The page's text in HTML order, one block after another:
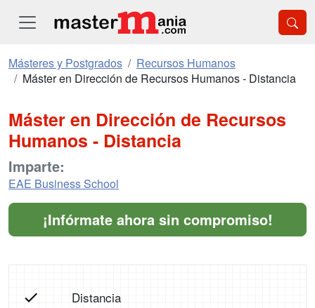
Másteres y Postgrados
Recursos Humanos
Máster en Dirección de Recursos Humanos - Distancia
Máster en Dirección de Recursos
Humanos - Distancia
Imparte:
EAE Business School
¡Infórmate ahora sin compromiso!
Distancia